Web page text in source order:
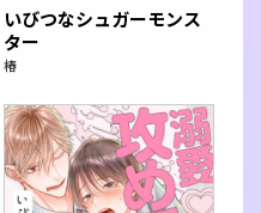
いびつなシュガーモンス
ター
椿